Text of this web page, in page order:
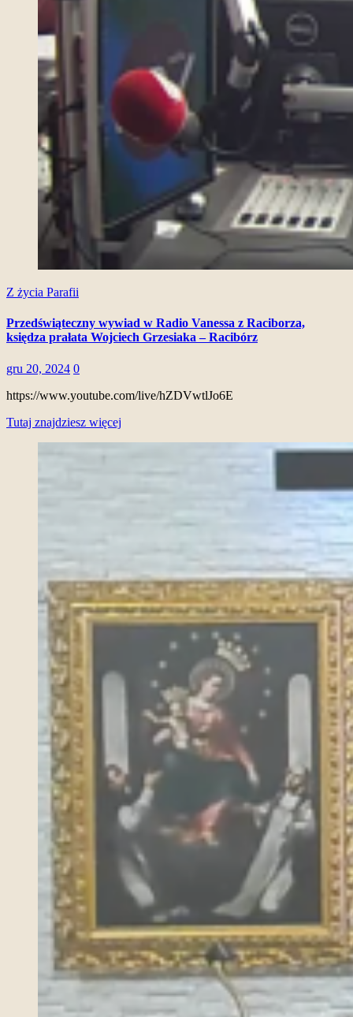
Z życia Parafii
Przedświąteczny wywiad w Radio Vanessa z Raciborza,
księdza prałata Wojciech Grzesiaka – Racibórz
gru 20, 2024 0
https://www.youtube.com/live/hZDVwtlJo6E
Tutaj znajdziesz więcej